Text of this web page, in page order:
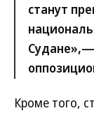
станут
Кроме того,